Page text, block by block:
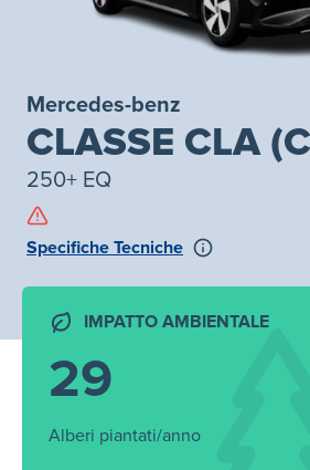
Mercedes-benz
CLASSE CLA
250+ EQ
Specifiche Tecniche
IMPATTO AMBIENTALE
29
Alberi piantati/anno